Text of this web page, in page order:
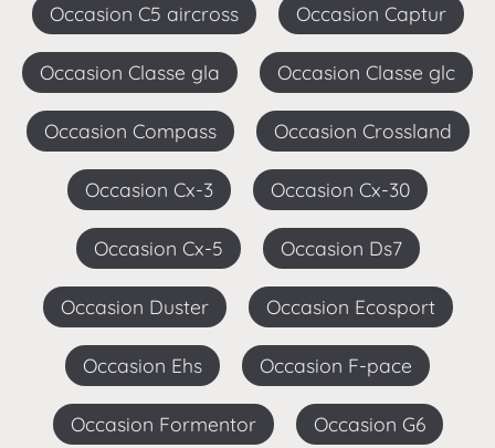
Occasion C5 aircross Occasion Captur
Occasion Classe gla Occasion Classe glc
Occasion Compass Occasion Crossland
Occasion Cx-3 Occasion Cx-30
Occasion Cx-5 Occasion Ds7
Occasion Duster Occasion Ecosport
Occasion Ehs Occasion F-pace
Occasion Formentor Occasion G6